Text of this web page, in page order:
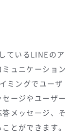
ているLINEのア
ュニケーション
ミングでユーザ
ージやユーザー
メッセージ、そ
とができます。